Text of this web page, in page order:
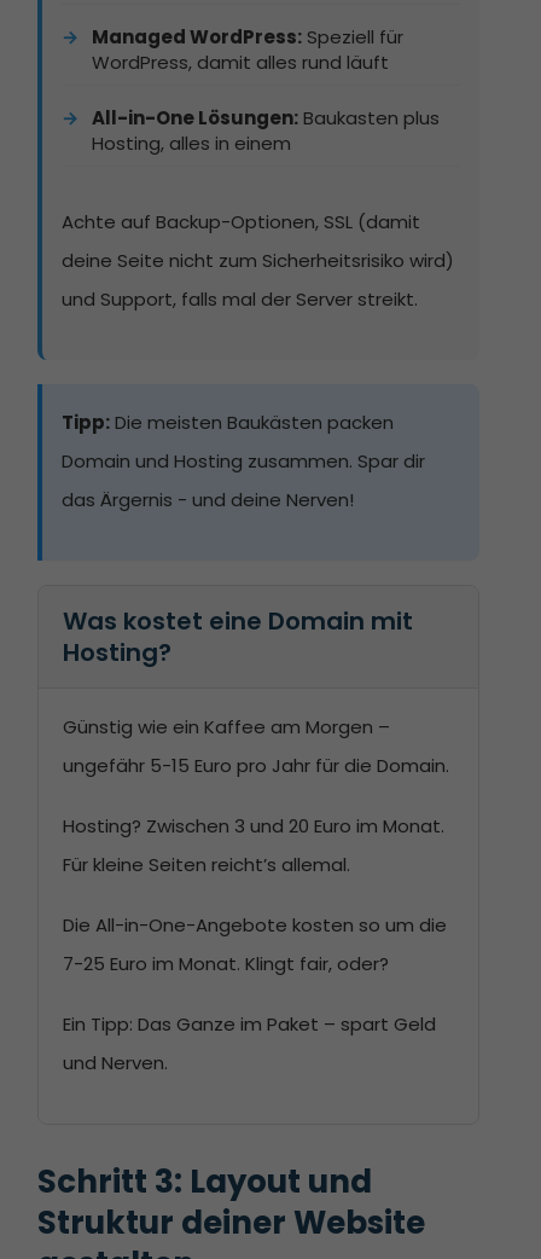
Managed WordPress: Speziell für
WordPress, damit alles rund läuft
All-in-One Lösungen: Baukasten plus
Hosting, alles in einem
Achte auf Backup-Optionen, SSL (damit
deine Seite nicht zum Sicherheitsrisiko wird)
und Support, falls mal der Server streikt.
Tipp: Die meisten Baukästen packen
Domain und Hosting zusammen. Spar dir
das Ärgernis - und deine Nerven!
Was kostet eine Domain mit
Hosting?
Günstig wie ein Kaffee am Morgen –
ungefähr 5-15 Euro pro Jahr für die Domain.
Hosting? Zwischen 3 und 20 Euro im Monat.
Für kleine Seiten reicht’s allemal.
Die All-in-One-Angebote kosten so um die
7-25 Euro im Monat. Klingt fair, oder?
Ein Tipp: Das Ganze im Paket – spart Geld
und Nerven.
Schritt 3: Layout und
Struktur deiner Website